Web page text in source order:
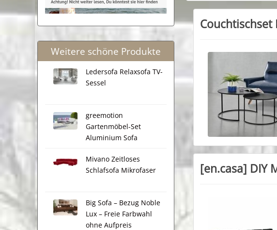
Weitere schöne Produkte
Ledersofa Relaxsofa TV-
Sessel
greemotion
Gartenmöbel-Set
Aluminium Sofa
Mivano Zeitloses
Schlafsofa Mikrofaser
Big Sofa – Bezug Noble
Lux – Freie Farbwahl
ohne Aufpreis
Couchtischset
[en.casa] DIY